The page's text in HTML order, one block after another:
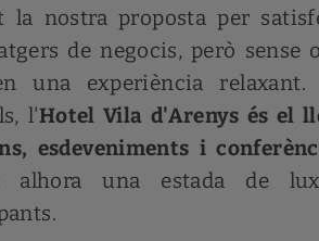
la nostra proposta per
de negocis, però sense
una experiència
l'Hotel Vila d'Arenys és el
esdeveniments i
alhora una estada de